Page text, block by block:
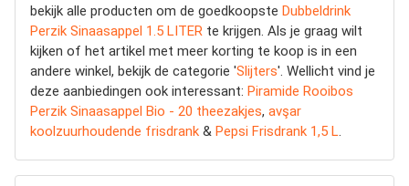
bekijk alle producten om de goedkoopste Dubbeldrink
Perzik Sinaasappel 1.5 LITER te krijgen. Als je graag wilt
kijken of het artikel met meer korting te koop is in een
andere winkel, bekijk de categorie 'Slijters'. Wellicht vind je
deze aanbiedingen ook interessant: Piramide Rooibos
Perzik Sinaasappel Bio - 20 theezakjes, avşar
koolzuurhoudende frisdrank & Pepsi Frisdrank 1,5 L.